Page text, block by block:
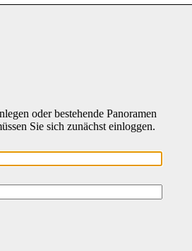
oder bestehende Panoramen
Sie sich zunächst einloggen.